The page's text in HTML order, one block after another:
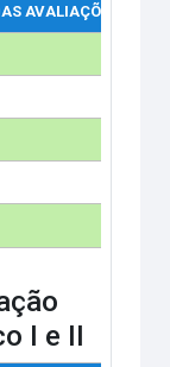
AVALIAÇÕES
I e II